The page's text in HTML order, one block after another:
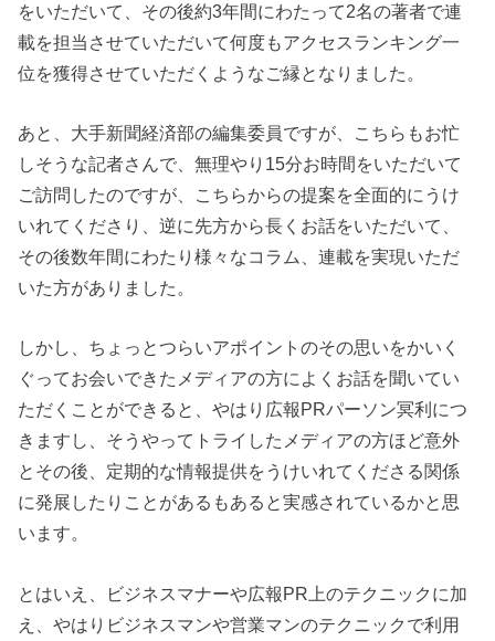
をいただいて、その後約3年間にわたって2名の著者で連
載を担当させていただいて何度もアクセスランキング一
位を獲得させていただくようなご縁となりました。
あと、大手新聞経済部の編集委員ですが、こちらもお忙
しそうな記者さんで、無理やり15分お時間をいただいて
ご訪問したのですが、こちらからの提案を全面的にうけ
いれてくださり、逆に先方から長くお話をいただいて、
その後数年間にわたり様々なコラム、連載を実現いただ
いた方がありました。
しかし、ちょっとつらいアポイントのその思いをかいく
ぐってお会いできたメディアの方によくお話を聞いてい
ただくことができると、やはり広報PRパーソン冥利につ
きますし、そうやってトライしたメディアの方ほど意外
とその後、定期的な情報提供をうけいれてくださる関係
に発展したりことがあるもあると実感されているかと思
います。
とはいえ、ビジネスマナーや広報PR上のテクニックに加
え、やはりビジネスマンや営業マンのテクニックで利用